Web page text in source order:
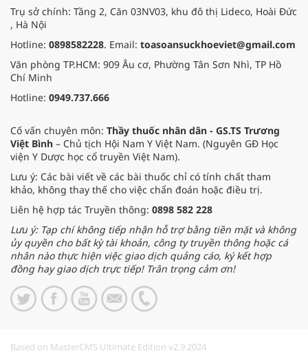
Trụ sở chính: Tầng 2, Căn 03NV03, khu đô thị Lideco, Hoài Đức
, Hà Nội
Hotline: 0898582228. Email: toasoansuckhoeviet@gmail.com
Văn phòng TP.HCM: 909 Âu cơ, Phường Tân Sơn Nhì, TP Hồ
Chí Minh
Hotline: 0949.737.666
Cố vấn chuyên môn: Thầy thuốc nhân dân - GS.TS Trương
Việt Bình – Chủ tịch Hội Nam Y Việt Nam. (Nguyên GĐ Học
viện Y Dược học cổ truyền Việt Nam).
Lưu ý: Các bài viết về các bài thuốc chỉ có tính chất tham
khảo, không thay thế cho việc chẩn đoán hoặc điều trị.
Liên hệ hợp tác Truyền thông: 0898 582 228
Lưu ý: Tạp chí không tiếp nhận hỗ trợ bằng tiền mặt và không
ủy quyền cho bất kỳ tài khoản, công ty truyền thông hoặc cá
nhân nào thực hiện việc giao dịch quảng cáo, ký kết hợp
đồng hay giao dịch trực tiếp! Trân trọng cảm ơn!
Based on MasterCMS Ultimate Edition v2.9 2024